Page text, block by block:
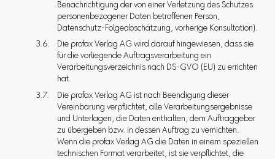
Benachrichtigung der von einer Verletzung des Schutzes
personenbezogener Daten betroffenen Person,
Datenschutz-Folgeabschätzung, vorherige Konsultation).
Die profax Verlag AG wird darauf hingewiesen, dass sie
für die vorliegende Auftragsverarbeitung ein
Verarbeitungsverzeichnis nach DS-GVO (EU) zu errichten
hat.
Die profax Verlag AG ist nach Beendigung dieser
Vereinbarung verpflichtet, alle Verarbeitungsergebnisse
und Unterlagen, die Daten enthalten, dem Auftraggeber
zu übergeben bzw. in dessen Auftrag zu vernichten.
Wenn die profax Verlag AG die Daten in einem speziellen
technischen Format verarbeitet, ist sie verpflichtet, die